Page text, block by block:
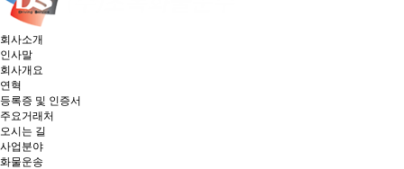
회사소개
인사말
회사개요
연혁
등록증 및 인증서
주요거래처
오시는 길
사업분야
화물운송